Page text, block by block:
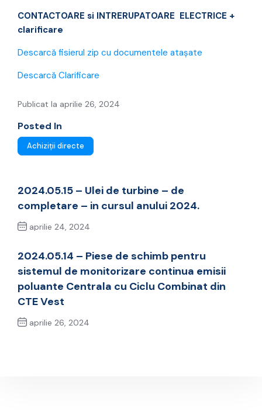
CONTACTOARE si INTRERUPATOARE ELECTRICE +
clarificare
Descarcă fisierul zip cu documentele atașate
Descarcă Clarificare
Publicat la aprilie 26, 2024
Posted In
Achiziții directe
2024.05.15 – Ulei de turbine – de
completare – in cursul anului 2024.
aprilie 24, 2024
2024.05.14 – Piese de schimb pentru
sistemul de monitorizare continua emisii
poluante Centrala cu Ciclu Combinat din
CTE Vest
aprilie 26, 2024